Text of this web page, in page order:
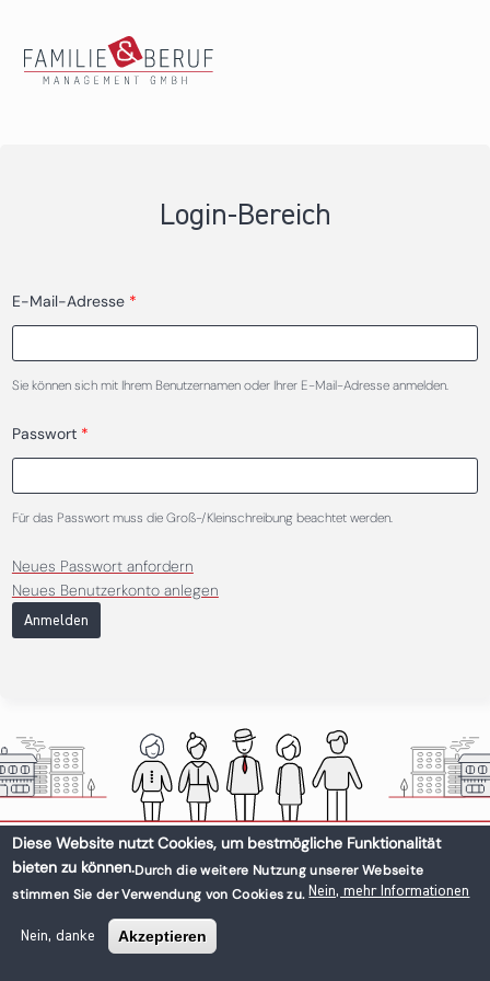
Login-Bereich
Haupt-Reiter
E-Mail-Adresse *
Sie können sich mit Ihrem Benutzernamen oder Ihrer E-Mail-Adresse anmelden.
Passwort *
Für das Passwort muss die Groß-/Kleinschreibung beachtet werden.
Neues Passwort anfordern
Neues Benutzerkonto anlegen
Anmelden
Diese Website nutzt Cookies, um bestmögliche Funktionalität
bieten zu können.Durch die weitere Nutzung unserer Webseite
stimmen Sie der Verwendung von Cookies zu. Nein, mehr Informationen
Nein, danke Akzeptieren